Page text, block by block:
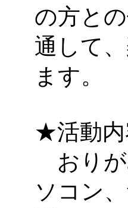
の方と
通して
ます。
★活動
おりが
ソコン